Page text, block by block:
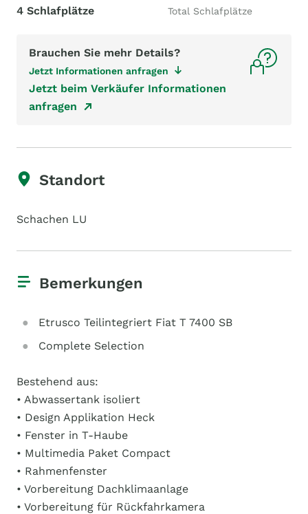
4 Schlafplätze Total Schlafplätze
Brauchen Sie mehr Details?
Jetzt Informationen anfragen
Jetzt beim Verkäufer Informationen
anfragen
Standort
Schachen LU
Bemerkungen
Etrusco Teilintegriert Fiat T 7400 SB
Complete Selection
Bestehend aus:
• Abwassertank isoliert
• Design Applikation Heck
• Fenster in T-Haube
• Multimedia Paket Compact
• Rahmenfenster
• Vorbereitung Dachklimaanlage
• Vorbereitung für Rückfahrkamera